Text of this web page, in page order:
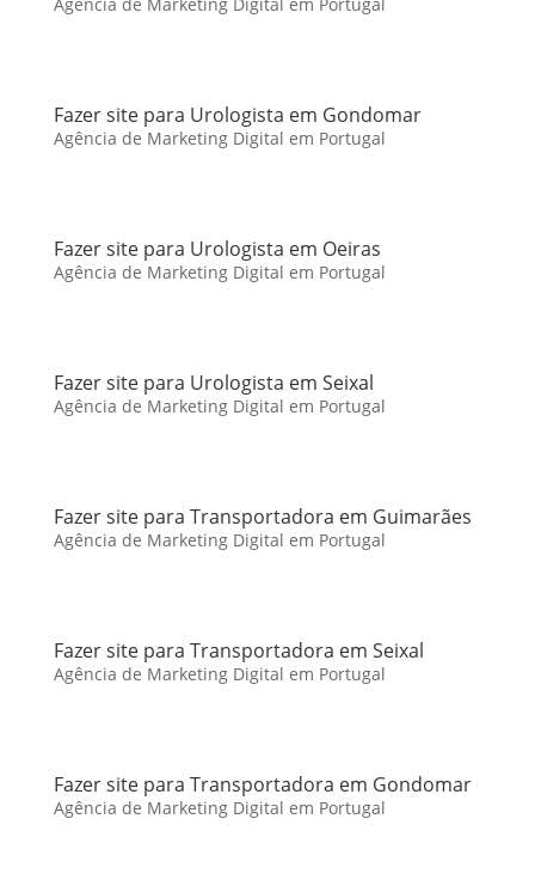
Fazer site para Urologista em Gondomar
Agência de Marketing Digital em Portugal
Fazer site para Urologista em Oeiras
Agência de Marketing Digital em Portugal
Fazer site para Urologista em Seixal
Agência de Marketing Digital em Portugal
Fazer site para Transportadora em Guimarães
Agência de Marketing Digital em Portugal
Fazer site para Transportadora em Seixal
Agência de Marketing Digital em Portugal
Fazer site para Transportadora em Gondomar
Agência de Marketing Digital em Portugal